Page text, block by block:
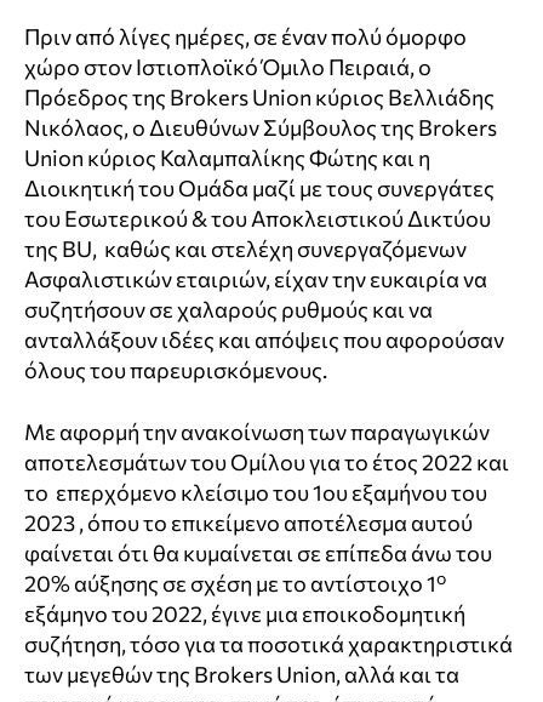
Πριν από λίγες ημέρες, σε έναν πολύ όμορφο
χώρο στον Ιστιοπλοϊκό Όμιλο Πειραιά, ο
Πρόεδρος της Brokers Union κύριος Βελλιάδης
Νικόλαος, ο Διευθύνων Σύμβουλος της Brokers
Union κύριος Καλαμπαλίκης Φώτης και η
Διοικητική του Ομάδα μαζί με τους συνεργάτες
του Εσωτερικού & του Αποκλειστικού Δικτύου
της BU, καθώς και στελέχη συνεργαζόμενων
Ασφαλιστικών εταιριών, είχαν την ευκαιρία να
συζητήσουν σε χαλαρούς ρυθμούς και να
ανταλλάξουν ιδέες και απόψεις που αφορούσαν
όλους του παρευρισκόμενους.
Με αφορμή την ανακοίνωση των παραγωγικών
αποτελεσμάτων του Ομίλου για το έτος 2022 και
το επερχόμενο κλείσιμο του 1ου εξαμήνου του
2023 , όπου το επικείμενο αποτέλεσμα αυτού
φαίνεται ότι θα κυμαίνεται σε επίπεδα άνω του
20% αύξησης σε σχέση με το αντίστοιχο 1ο
εξάμηνο του 2022, έγινε μια εποικοδομητική
συζήτηση, τόσο για τα ποσοτικά χαρακτηριστικά
των μεγεθών της Brokers Union, αλλά και τα